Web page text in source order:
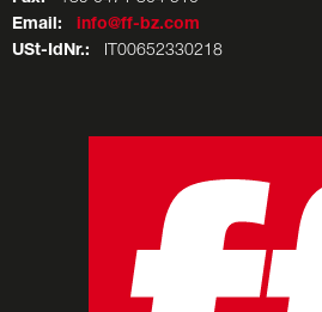
Email:
info@ff-bz.com
USt-IdNr.: IT00652330218